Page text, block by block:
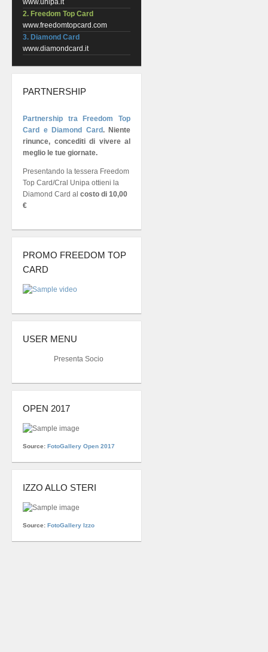
www.unipa.it
2. Freedom Top Card
www.freedomtopcard.com
3. Diamond Card
www.diamondcard.it
PARTNERSHIP
Partnership tra Freedom Top
Card e Diamond Card. Niente
rinunce, concediti di vivere al
meglio le tue giornate.
Presentando la tessera Freedom
Top Card/Cral Unipa ottieni la
Diamond Card al costo di 10,00
€
PROMO FREEDOM TOP
CARD
USER MENU
Presenta Socio
OPEN 2017
Source: FotoGallery Open 2017
IZZO ALLO STERI
Source: FotoGallery Izzo